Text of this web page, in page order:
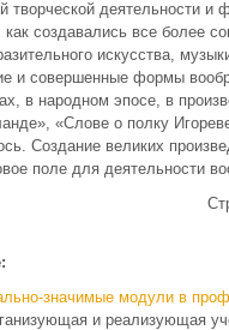
творческой деятельности
как создавались все более
искусства,
и совершенные формы
в народном эпосе, в
«Слове о полку
Создание великих
поле для деятельности
значимые модули в
и реализующая